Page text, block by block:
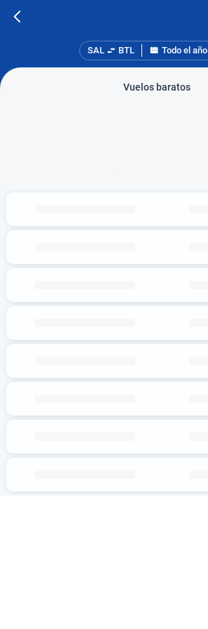
SAL BTL Todo el año
Vuelos baratos